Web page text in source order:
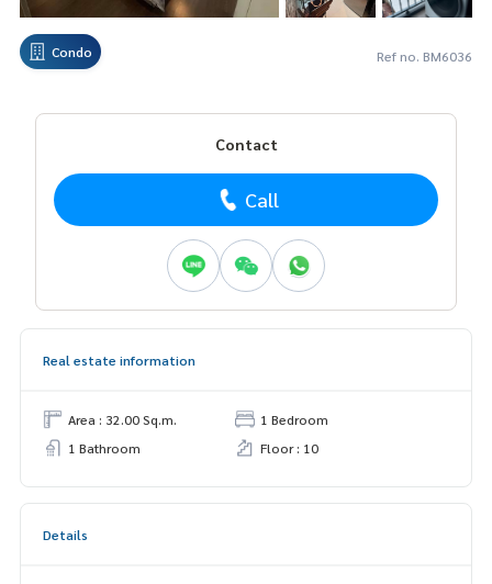
Condo Ref no. BM6036
Contact
Call
Real estate information
Area : 32.00 Sq.m.
1 Bedroom
1 Bathroom
Floor : 10
Details